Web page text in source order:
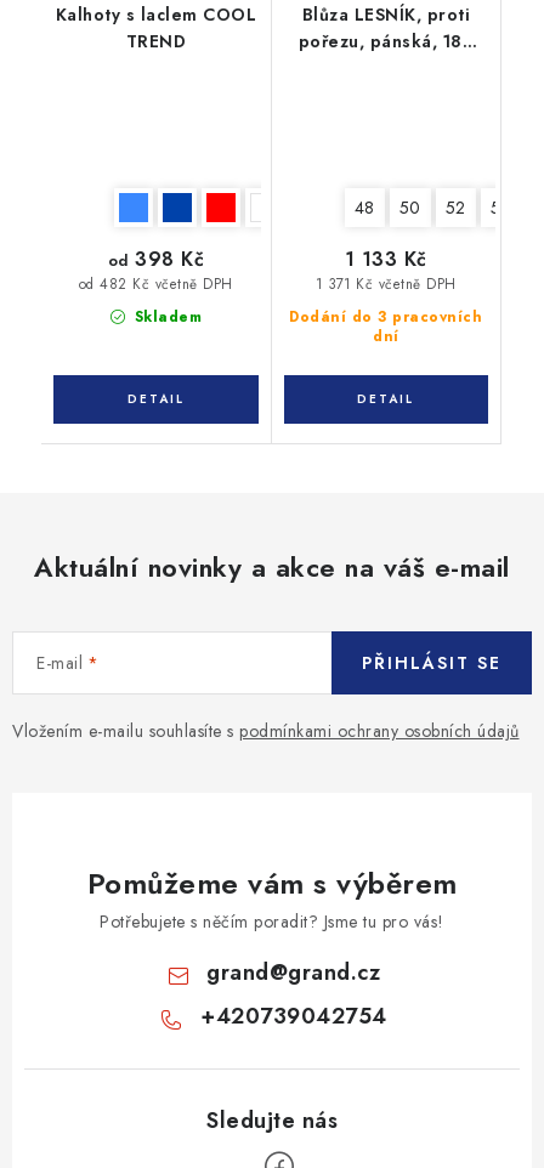
Kalhoty s laclem COOL
TREND
Skladem
od 482 Kč včetně DPH
od 398 Kč
Blůza LESNÍK, proti
pořezu, pánská, 182
48 50 52 54
Dodání do 3 pracovních
dní
1 371 Kč včetně DPH
1 133 Kč
Aktuální novinky a akce na váš e-mail
E-mail
Vložením e-mailu souhlasíte s podmínkami ochrany osobních údajů
PŘIHLÁSIT SE
Pomůžeme vám s výběrem
Potřebujete s něčím poradit? Jsme tu pro vás!
grand@grand.cz
+420739042754